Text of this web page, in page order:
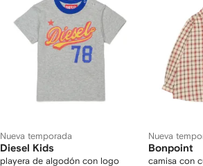
Nueva temporada
Diesel Kids
playera de algodón con logo
Nueva
Bonpoint
camisa con